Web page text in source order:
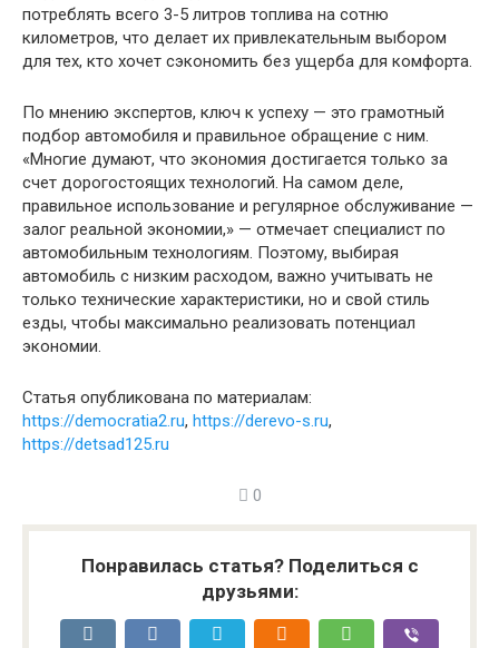
потреблять всего 3-5 литров топлива на сотню
километров, что делает их привлекательным выбором
для тех, кто хочет сэкономить без ущерба для комфорта.
По мнению экспертов, ключ к успеху — это грамотный
подбор автомобиля и правильное обращение с ним.
«Многие думают, что экономия достигается только за
счет дорогостоящих технологий. На самом деле,
правильное использование и регулярное обслуживание —
залог реальной экономии,» — отмечает специалист по
автомобильным технологиям. Поэтому, выбирая
автомобиль с низким расходом, важно учитывать не
только технические характеристики, но и свой стиль
езды, чтобы максимально реализовать потенциал
экономии.
Статья опубликована по материалам:
https://democratia2.ru, https://derevo-s.ru,
https://detsad125.ru
0
Понравилась статья? Поделиться с
друзьями: